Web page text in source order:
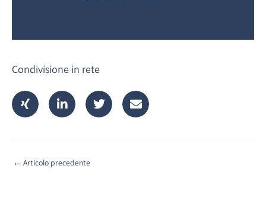
Condivisione in rete
← Articolo precedente